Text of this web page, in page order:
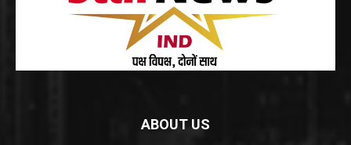
ABOUT US